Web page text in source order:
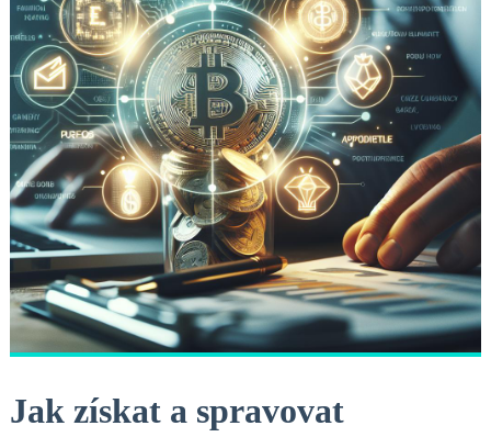
Jak získat a spravovat